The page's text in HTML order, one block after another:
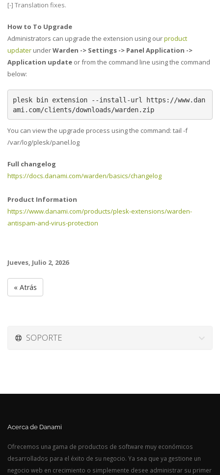
[-] Translation fixes.
How to To Upgrade
Administrators can upgrade the extension using ourproduct
updater underWarden -> Settings -> Panel Application ->
Application update or from the command line using the command
below:
plesk bin extension --install-url https://www.dan
ami.com/clients/downloads/warden.zip
You can view the upgrade process using the command: tail -f
/var/log/plesk/panel.log
Full changelog
https://docs.danami.com/warden/basics/changelog
Product Information
https://www.danami.com/products/plesk-extensions/warden-
antispam-and-virus-protection
Jueves, Julio 2, 2026
« Atrás
SOPORTE
Acerca de Danami
Ofrecemos una gama de productos de software muy económicos
desarrollados para el éxito de su negocio. Ya sea que ya gestione un
negocio web en crecimiento o simplemente desee administrar su primer